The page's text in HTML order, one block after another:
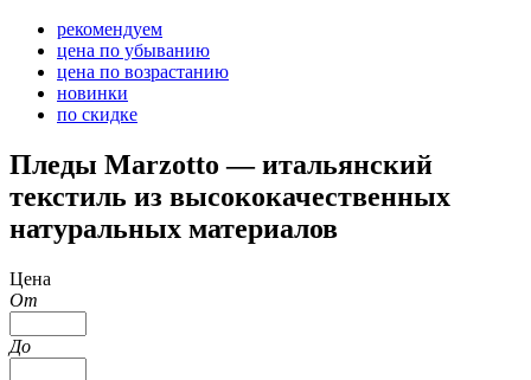
рекомендуем
цена по убыванию
цена по возрастанию
новинки
по скидке
Пледы Marzotto — итальянский
текстиль из высококачественных
натуральных материалов
Цена
От
До